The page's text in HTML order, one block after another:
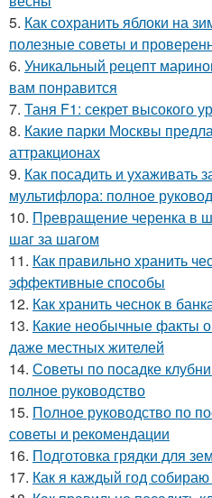
5. Как сохранить яблоки на
полезные советы и
6. Уникальный рецепт
вам понравится
7. Таня F1: секрет высокого
8. Какие парки Москвы
аттракционах
9. Как посадить и ухаживать
мультифлора: полное
10. Превращение черенка в
шаг за шагом
11. Как правильно хранить
эффективные способы
12. Как хранить чеснок в
13. Какие необычные факты
даже местных жителей
14. Советы по посадке
полное руководство
15. Полное руководство по
советы и рекомендации
16. Подготовка грядки для
17. Как я каждый год